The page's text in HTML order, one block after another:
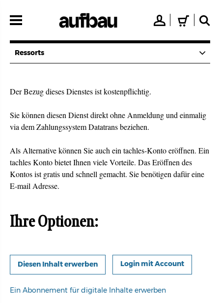
zum
👤 🛒 🔍
Ressorts
Der Bezug dieses Dienstes ist kostenpflichtig.
Sie können diesen Dienst direkt ohne Anmeldung und einmalig
via dem Zahlungssystem Datatrans beziehen.
Als Alternative können Sie auch ein tachles-Konto eröffnen. Ein
tachles Konto bietet Ihnen viele Vorteile. Das Eröffnen des
Kontos ist gratis und schnell gemacht. Sie benötigen dafür eine
E-mail Adresse.
Ihre Optionen:
Login mit Account
Ein Abonnement für digitale Inhalte erwerben